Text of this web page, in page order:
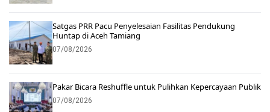
Satgas PRR Pacu Penyelesaian Fasilitas Pendukung
Huntap di Aceh Tamiang
07/08/2026
Pakar Bicara Reshuffle untuk Pulihkan Kepercayaan Publik
07/08/2026